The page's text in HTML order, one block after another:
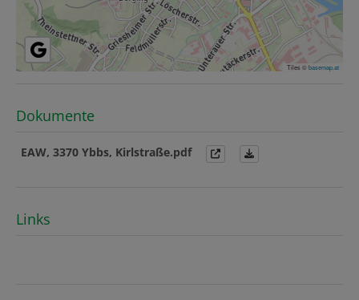
Tiles ©basemap.at
Dokumente
EAW, 3370 Ybbs, Kirlstraße.pdf
Links